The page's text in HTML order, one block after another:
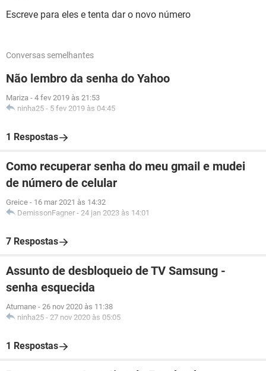
Escreve para eles e tenta dar o novo número
Conversas semelhantes
Não lembro da senha do Yahoo
Mariza - 4 fev 2019 às 21:53
ninha25 - 5 fev 2019 às 04:45
1 Respostas
Como recuperar senha do meu gmail e mudei
de número de celular
Greice - 16 mar 2021 às 14:32
DemissonFagner - 24 jan 2023 às 14:01
7 Respostas
Assunto de desbloqueio de TV Samsung -
senha esquecida
Atumane - 26 nov 2020 às 11:38
ninha25 - 27 nov 2020 às 05:05
1 Respostas